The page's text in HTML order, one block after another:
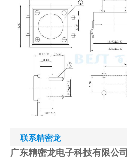
联系精密龙
广东精密龙电子科技有限公司